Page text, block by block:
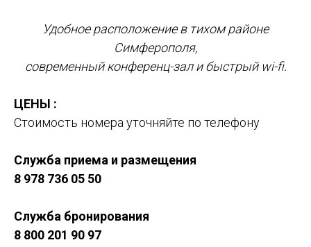
Удобное расположение в тихом районе
Симферополя,
современный конференц-зал и быстрый wi-fi.
ЦЕНЫ :
Стоимость номера уточняйте по телефону
Служба приема и размещения
8 978 736 05 50
Служба бронирования
8 800 201 90 97